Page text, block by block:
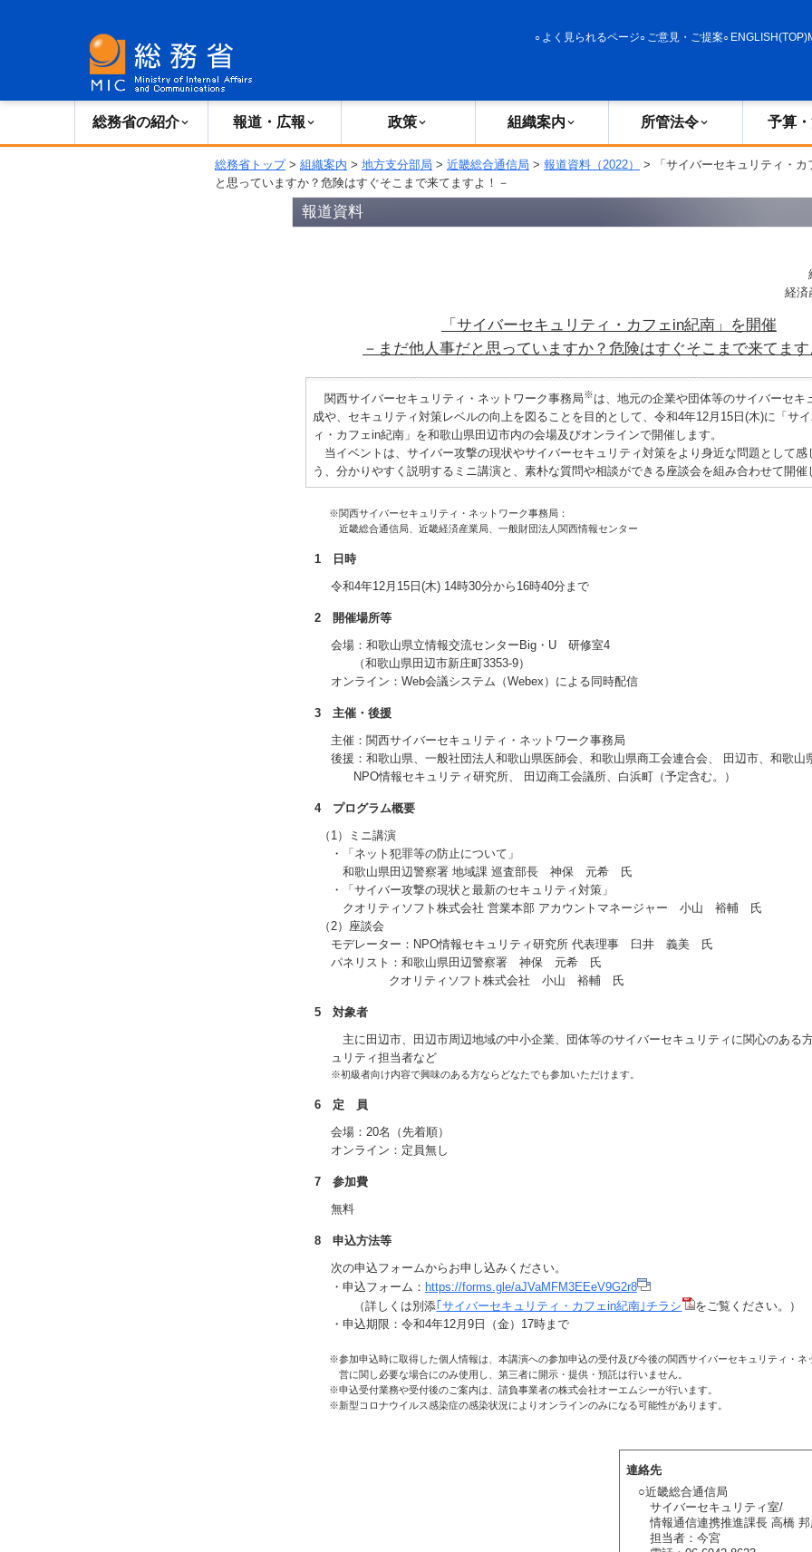
よく見られるページ ご意見・ご提案 ENGLISH(TOP)
総務省の紹介 報道・広報 政策 組織案内 所管法令 予算
総務省トップ> 組織案内 > 地方支分部局 > 近畿総合通信局 > 報道資料（2022）
> 「サイバーセキュリティ・
と思っていますか？危険はすぐそこまで来てますよ！－
報道資料
経済
「サイバーセキュリティ・カフェin紀南」を開催
－まだ他人事だと思っていますか？危険はすぐそこまで来てます
関西サイバーセキュリティ・ネットワーク事務局※は、地元の企業や団体等のサイバーセキ
成や、セキュリティ対策レベルの向上を図ることを目的として、令和4年12月15日(木)に「サ
ィ・カフェin紀南」を和歌山県田辺市内の会場及びオンラインで開催します。
当イベントは、サイバー攻撃の現状やサイバーセキュリティ対策をより身近な問題として感
う、分かりやすく説明するミニ講演と、素朴な質問や相談ができる座談会を組み合わせて開催
※関西サイバーセキュリティ・ネットワーク事務局：
近畿総合通信局、近畿経済産業局、一般財団法人関西情報センター
1 日時
令和4年12月15日(木) 14時30分から16時40分まで
2 開催場所等
会場：和歌山県立情報交流センターBig・U 研修室4
（和歌山県田辺市新庄町3353-9）
オンライン：Web会議システム（Webex）による同時配信
3 主催・後援
主催：関西サイバーセキュリティ・ネットワーク事務局
後援：和歌山県、一般社団法人和歌山県医師会、和歌山県商工会連合会、 田辺市、和歌山
NPO情報セキュリティ研究所、 田辺商工会議所、白浜町（予定含む。）
4 プログラム概要
（1）ミニ講演
・「ネット犯罪等の防止について」
和歌山県田辺警察署 地域課 巡査部長 神保 元希 氏
・「サイバー攻撃の現状と最新のセキュリティ対策」
クオリティソフト株式会社 営業本部 アカウントマネージャー 小山 裕輔 氏
（2）座談会
モデレーター：NPO情報セキュリティ研究所 代表理事 臼井 義美 氏
パネリスト：和歌山県田辺警察署 神保 元希 氏
クオリティソフト株式会社 小山 裕輔 氏
5 対象者
主に田辺市、田辺市周辺地域の中小企業、団体等のサイバーセキュリティに関心のある
ュリティ担当者など
※初級者向け内容で興味のある方ならどなたでも参加いただけます。
6 定 員
会場：20名（先着順）
オンライン：定員無し
7 参加費
無料
8 申込方法等
次の申込フォームからお申し込みください。
・申込フォーム： https://forms.gle/aJVaMFM3EEeV9G2r8
（詳しくは別添｢サイバーセキュリティ・カフェin紀南｣チラシ
をご覧ください。）
・申込期限：令和4年12月9日（金）17時まで
※参加申込時に取得した個人情報は、本講演への参加申込の受付及び今後の関西サイバーセキュリティ・ネ
営に関し必要な場合にのみ使用し、第三者に開示・提供・預託は行いません。
※申込受付業務や受付後のご案内は、請負事業者の株式会社オーエムシーが行います。
※新型コロナウイルス感染症の感染状況によりオンラインのみになる可能性があります。
連絡先
○近畿総合通信局
サイバーセキュリティ室/
情報通信連携推進課長 高橋 邦
担当者：今宮